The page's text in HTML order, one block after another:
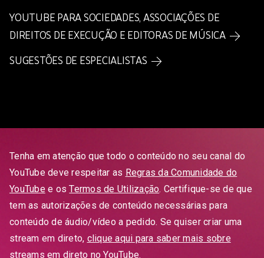
YOUTUBE PARA SOCIEDADES, ASSOCIAÇÕES DE
DIREITOS DE EXECUÇÃO E EDITORAS DE MÚSICA
SUGESTÕES DE ESPECIALISTAS
Tenha em atenção que todo o conteúdo no seu canal do
YouTube deve respeitar as Regras da Comunidade do
YouTubee osTermos de Utilização. Certifique-se de que
tem as autorizações de conteúdo necessárias para
conteúdo de áudio/vídeo a pedido. Se quiser criar uma
stream em direto, clique aqui para saber mais sobre
streams em direto no YouTube.